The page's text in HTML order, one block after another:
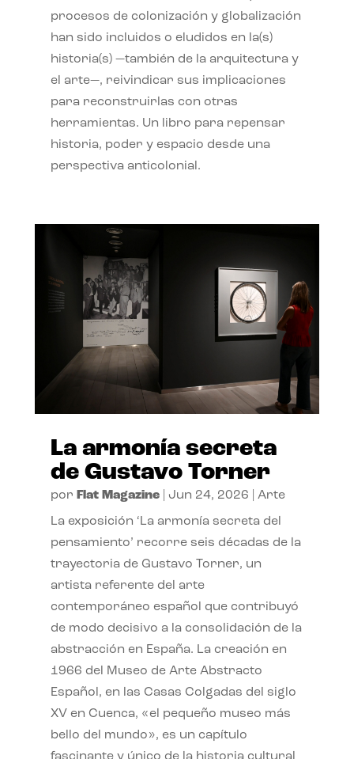
procesos de colonización y globalización
han sido incluidos o eludidos en la(s)
historia(s) —también de la arquitectura y
el arte—, reivindicar sus implicaciones
para reconstruirlas con otras
herramientas. Un libro para repensar
historia, poder y espacio desde una
perspectiva anticolonial.
La armonía secreta
de Gustavo Torner
por Flat Magazine| Jun 24, 2026 Arte
La exposición ‘La armonía secreta del
pensamiento’ recorre seis décadas de la
trayectoria de Gustavo Torner, un
artista referente del arte
contemporáneo español que contribuyó
de modo decisivo a la consolidación de la
abstracción en España. La creación en
1966 del Museo de Arte Abstracto
Español, en las Casas Colgadas del siglo
XV en Cuenca, «el pequeño museo más
bello del mundo», es un capítulo